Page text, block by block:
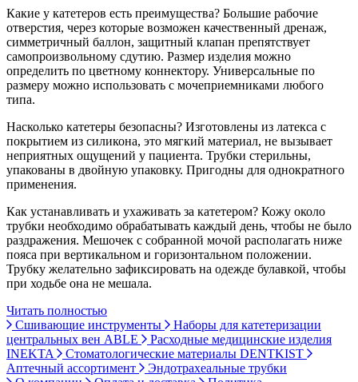
Какие у катетеров есть преимущества? Большие рабочие
отверстия, через которые возможен качественный дренаж,
симметричный баллон, защитный клапан препятствует
самопроизвольному сдутию. Размер изделия можно
определить по цветному коннектору. Универсальные по
размеру можно использовать с мочеприемниками любого
типа.
Насколько катетеры безопасны? Изготовлены из латекса с
покрытием из силикона, это мягкий материал, не вызывает
неприятных ощущений у пациента. Трубки стерильны,
упакованы в двойную упаковку. Пригодны для однократного
применения.
Как устанавливать и ухаживать за катетером? Кожу около
трубки необходимо обрабатывать каждый день, чтобы не было
раздражения. Мешочек с собранной мочой располагать ниже
пояса при вертикальном и горизонтальном положении.
Трубку желательно зафиксировать на одежде булавкой, чтобы
при ходьбе она не мешала.
Читать полностью
Сшивающие инструменты
Наборы для катетеризации
центральных вен ABLE
Расходные медицинские изделия
INEKTA
Стоматологические материалы DENTKIST
Аптечный ассортимент
Эндотрахеальные трубки